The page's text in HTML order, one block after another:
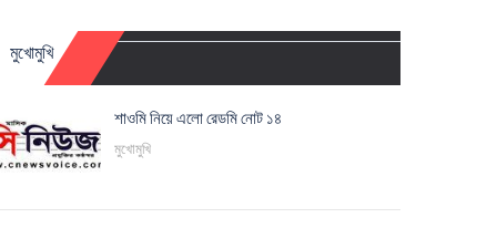
মুখোমুখি
শাওমি নিয়ে এলো রেডমি নোট ১৪
মুখোমুখি